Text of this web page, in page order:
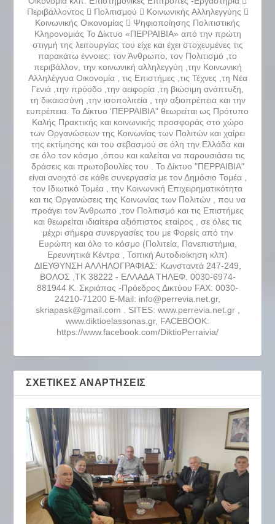
Περιβάλλοντος  Πολιτισμού  Κοινωνικής Αλληλεγγύης 
Κοινωνικής Οικονομίας  Ψηφιοποίησης Πολιτιστικής
Κληρονομιάς Το Δίκτυο «ΠΕΡΡΑΙΒΙΑ» από την πρώτη
στιγμή της λειτουργίας του είχε και έχει στοχευμένες τις
παρακάτω έννοιες: τον Άνθρωπο, τον Πολιτισμό ,το
περιβάλλον, την κοινωνική αλληλεγγύη ,την Κοινωνική
Αλληλέγγυα Οικονομία , τις Επιστήμες ,τις Τέχνες ,τη Νέα
Γενιά ,την πρόοδο ,την αειφορία ,τη βιώσιμη ανάπτυξη,
τη δικαιοσύνη ,την ισοπολιτεία , την αξιοπρέπεια και την
ευπρέπεια. Το Δίκτυο 'ΠΕΡΡΑΙΒΙΑ" θεωρείται ως Πρότυπο
Καλής Πρακτικής και κοινωνικής προσφοράς στο χώρο
των Οργανώσεων της Κοινωνίας των Πολιτών και χαίρει
της εκτίμησης και του σεβασμού σε όλη την Ελλάδα και
σε όλο τον κόσμο ,όπου και καλείται να παρουσιάσει τις
δράσεις και πρωτοβουλίες του . Το Δίκτυο "ΠΕΡΡΑΙΒΙΑ"
είναι ανοιχτό σε κάθε συνεργασία με τον Δημόσιο Τομέα ,
τον Ιδιωτικό Τομέα , την Κοινωνική Επιχειρηματικότητα
και τις Οργανώσεις της Κοινωνίας των Πολιτών , που να
προάγει τον Άνθρωπο ,τον Πολιτισμό και τις Επιστήμες
και θεωρείται ιδιαίτερα αξιόπιστος εταίρος , σε όλες τις
μέχρι σήμερα συνεργασίες του με Φορείς από την
Ευρώπη και όλο το κόσμο (Πολιτεία, Πανεπιστήμια,
Ερευνητικά Κέντρα , Τοπική Αυτοδιοίκηση κλπ)
ΔΙΕΥΘΥΝΣΗ ΑΛΛΗΛΟΓΡΑΦΙΑΣ: Κωνσταντά 247-249,
ΒΟΛΟΣ ,ΤΚ 38222 - ΕΛΛΑΔΑ ΤΗΛΕΦ. 0030-6974-
881944 Κ. Σκριάπας -Πρόεδρος Δικτύου FAX: 0030-
24210-71200 E-Mail: info@perrevia.net.gr,
skriapask@gmail.com . SITES: www.perrevia.net.gr ,
www.diktioelassonas.gr, FACEBOOK:
https://www.facebook.com/DiktioPerraivia/
ΣΧΕΤΙΚΈΣ ΑΝΑΡΤΉΣΕΙΣ